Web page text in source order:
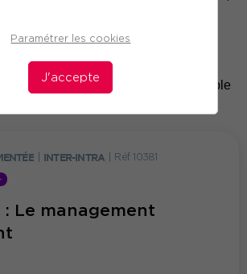
Paramétrer les cookies
J'accepte
de formations ci-dessous est disponible
INTER-INTRA Réf. 10381
Le management